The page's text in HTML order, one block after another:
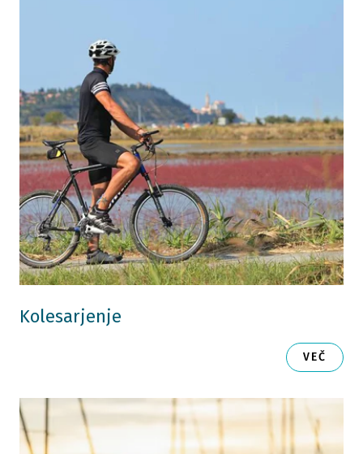
Kolesarjenje
VEČ